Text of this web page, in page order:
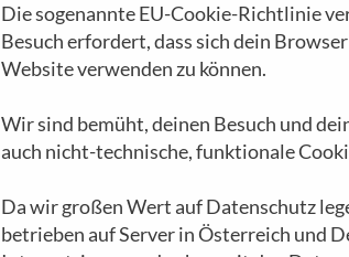
Die sogenannte EU-Cookie-Richtlinie
Besuch erfordert, dass sich dein
Website verwenden zu können.
Wir sind bemüht, deinen Besuch und
auch nicht-technische, funktionale
Da wir großen Wert auf Datenschutz
betrieben auf Server in Österreich und